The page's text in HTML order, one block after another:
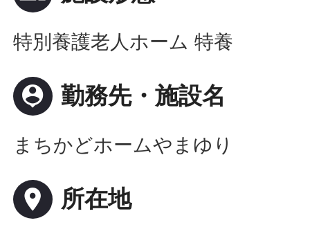
特別養護老人ホーム 特養
person_pin 勤務先・施設名
まちかどホームやまゆり
place 所在地